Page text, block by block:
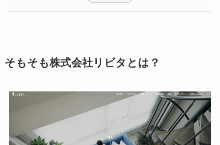
そもそも株式会社リビタとは？